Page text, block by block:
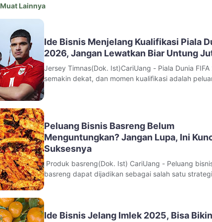
Muat Lainnya
Ide Bisnis Menjelang Kualifikasi Piala
2026, Jangan Lewatkan Biar Untung
Jersey Timnas(Dok. Ist)CariUang - Piala Dunia FIFA
semakin dekat, dan momen kualifikasi adalah
Peluang Bisnis Basreng Belum
Menguntungkan? Jangan Lupa, Ini
Suksesnya
Produk basreng(Dok. Ist) CariUang - Peluang
basreng dapat dijadikan sebagai salah satu strategi
Sukses Pelu
Ide Bisnis Jelang Imlek 2025, Bisa Bikin